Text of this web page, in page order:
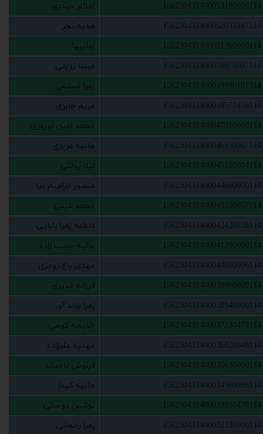
156230431400053180006114
‫احلام حیدری‬‏
156230431400052033187114
‫هدیه تجر‬‏
156230431400051360000114
‫زمانیها‬‏
156230431400050970007114
‫مبینا زرینی
156230431400049990181314
‫زهرا مسلمی‬‏
156230431400048570458114
‫مریم جابری‬‏
156230431400047910000114
‫محمد امین نوروزی‬‏
156230431400046930067114
‫هانیه عزیزی‬‏
156230431400045110004114
‫لیلا پولتی
156230431400044600000114
‫منصور ابراهیم نیا‬‏
156230431400043550057114
‫محمد غیبی
156230431400042420038114
‫فاطمه زهرا بابایی‬‏
156230431400041290000114
‫عالیه حبیب زاده‬‏
156230431400040800006114
‫مهدی باغ رومزی‬‏
156230431400039960009114
‫فرزانه قدیری‬‏
156230431400038940000114
‫زهرا پرند آور‬‏
156230431400037230475114
‫خدیجه کوهی‬‏
156230431400036820048114
مهدیه علیزاده
156230431400035630000114
‫فرنوش تاجیک‬‏
156230431400034960098114
‫هانیه کیخا‬‏
156230431400033930476114
نوشین دوستی
156230431400032330000114
‫زهرا رحمانی